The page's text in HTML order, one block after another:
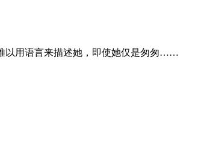
以用语言来描述她，即使她仅是匆匆……